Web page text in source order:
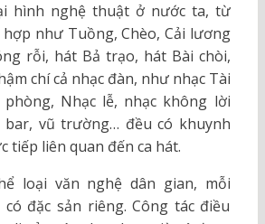
hình nghệ thuật ở nước ta, từ
như Tuồng, Chèo, Cải lương
rỗi, hát Bả trạo, hát Bài chòi,
chí cả nhạc đàn, như nhạc Tài
Nhạc lễ, nhạc không lời
bar, vũ trường… đều có khuynh
tiếp liên quan đến ca hát.
loại văn nghệ dân gian, mỗi
đặc sản riêng. Công tác điều